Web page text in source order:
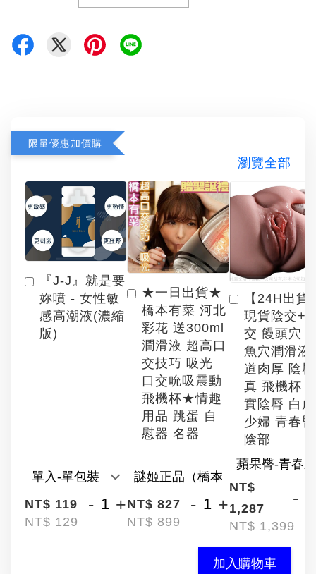
限量優惠加價購
瀏覽全部
『J-J』就是要
妳噴 - 女性敏
感高潮液(濃縮
版)
NT$ 119
NT$ 129
- +
★一日出貨★
橋本有菜 河北
彩花 送300ml
潤滑液 超高口
交技巧 吸光
口交吮吸震動
飛機杯★情趣
用品 跳蛋 自
慰器 名器
NT$ 827
NT$ 899
- +
【24H出貨
現貨陰交+
交 饅頭穴
魚穴潤滑液
道肉厚 陰
真 飛機杯
實陰脣 白
少婦 青春臀
陰部
NT$
1,287
NT$ 1,399
-
加入購物車